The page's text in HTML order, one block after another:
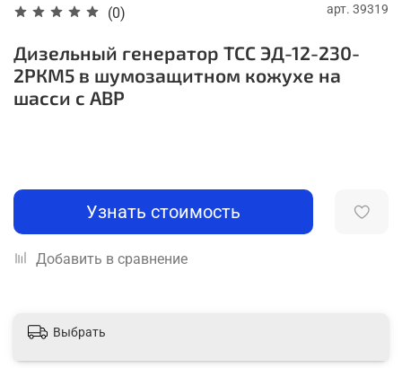
(0) арт. 39319
Дизельный генератор ТСС ЭД-12-230-
2РКМ5 в шумозащитном кожухе на
шасси с АВР
Узнать стоимость
Добавить в сравнение
Выбрать